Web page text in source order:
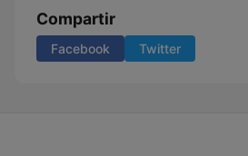
Compartir
Facebook Twitter